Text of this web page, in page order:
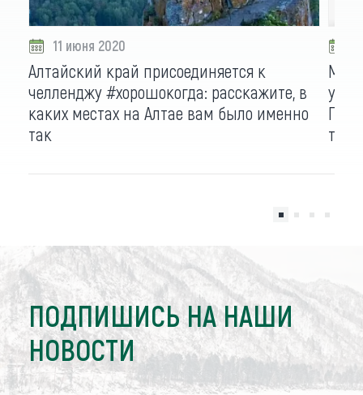
11 июня 2020
Алтайский край присоединяется к
челленджу #хорошокогда: расскажите, в
каких местах на Алтае вам было именно
так
ПОДПИШИСЬ НА НАШИ
НОВОСТИ